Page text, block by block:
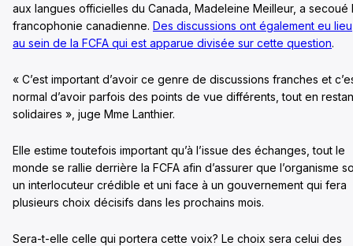
aux langues officielles du Canada, Madeleine Meilleur, a secoué
francophonie canadienne. Des discussions ont également eu lieu
au sein de la FCFA qui est apparue divisée sur cette question.
« C’est important d’avoir ce genre de discussions franches et
normal d’avoir parfois des points de vue différents, tout en
solidaires », juge Mme Lanthier.
Elle estime toutefois important qu’à l’issue des échanges, tout le
monde se rallie derrière la FCFA afin d’assurer que l’organisme
un interlocuteur crédible et uni face à un gouvernement qui fera
plusieurs choix décisifs dans les prochains mois.
Sera-t-elle celle qui portera cette voix? Le choix sera celui des